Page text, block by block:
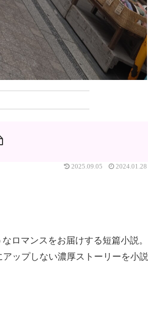
2025.09.05 2024.01.28
ロマンスをお届けする短篇小説。
ップしない濃厚ストーリーを小説